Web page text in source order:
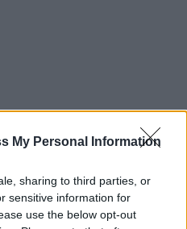
My Personal Information
sharing to third parties, or
sensitive information for
use the below opt-out